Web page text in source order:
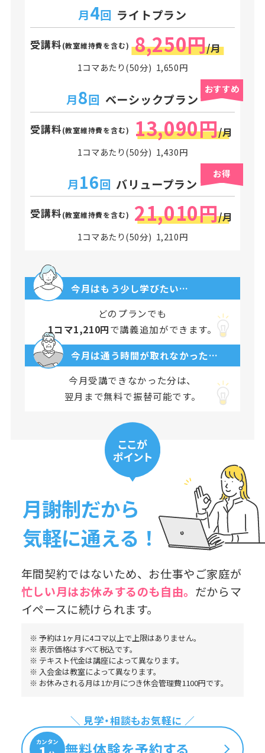
月4回 ライトプラン
受講料(教室維持費を含む) 8,250円/月
1コマあたり(50分) 1,650円
おすすめ
月8回 ベーシックプラン
受講料(教室維持費を含む) 13,090円/月
1コマあたり(50分) 1,430円
お得
月16回 バリュープラン
受講料(教室維持費を含む) 21,010円/月
1コマあたり(50分) 1,210円
今月はもう少し学びたい…
どのプランでも
1コマ1,210円で講義追加ができます。
今月は通う時間が取れなかった…
今月受講できなかった分は、
翌月まで無料で振替可能です。
月謝制だから
気軽に通える！
年間契約ではないため、お仕事やご家庭が
忙しい月はお休みするのも自由。 だからマ
イペースに続けられます。
※ 予約は1ヶ月に4コマ以上で上限はありません。
※ 表示価格はすべて税込です。
※ テキスト代金は講座によって異なります。
※ 入会金は教室によって異なります。
※ お休みされる月は1か月につき休会管理費1100円です。
＼ 見学・相談もお気軽に ／
カンタン